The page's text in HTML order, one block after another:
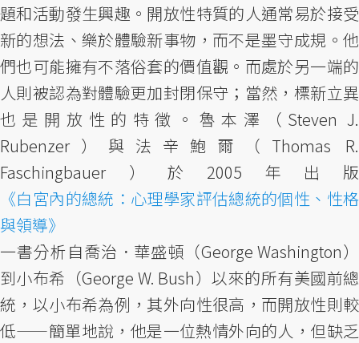
題和活動發生興趣。開放性特質的人通常易於接受
新的想法、樂於體驗新事物，而不是墨守成規。他
們也可能擁有不落俗套的價值觀。而處於另一端的
人則被認為對體驗更加封閉保守；當然，標新立異
也是開放性的特徵。魯本澤（Steven J.
Rubenzer）與法辛鮑爾（Thomas R.
Faschingbauer）於2005年出版
《白宮內的總統：心理學家評估總統的個性、性格
與領導》
一書分析自喬治．華盛頓（George Washington）
到小布希（George W. Bush）以來的所有美國前總
統，以小布希為例，其外向性很高，而開放性則較
低——簡單地說，他是一位熱情外向的人，但缺乏